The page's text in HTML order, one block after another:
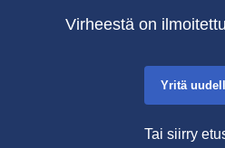
Virheestä on
Yritä
Tai siirry